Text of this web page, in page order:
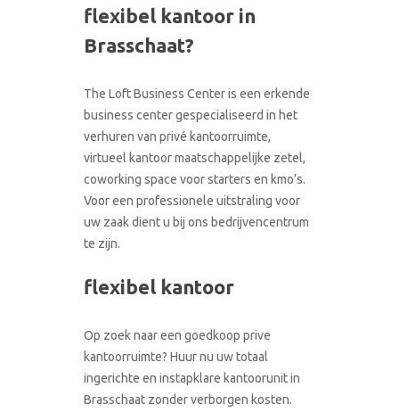
CONTACT
flexibel kantoor in
Brasschaat?
The Loft Business Center is een erkende
business center gespecialiseerd in het
verhuren van privé kantoorruimte,
virtueel kantoor maatschappelijke zetel,
coworking space voor starters en kmo’s.
Voor een professionele uitstraling voor
uw zaak dient u bij ons bedrijvencentrum
te zijn.
flexibel kantoor
Op zoek naar een goedkoop prive
kantoorruimte? Huur nu uw totaal
ingerichte en instapklare kantoorunit in
Brasschaat zonder verborgen kosten.